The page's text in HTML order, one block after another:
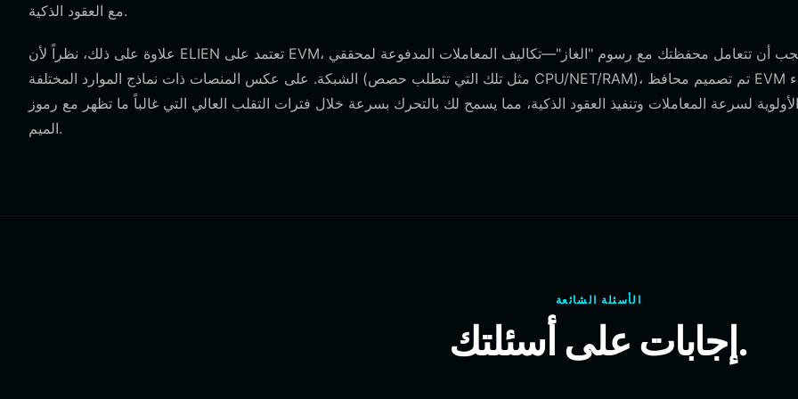
مع العقود الذكية.
علاوة على ذلك، نظراً لأن ELIEN تعتمد على EVM، يجب أن تتعامل محفظتك مع رسوم "الغاز"—تكاليف المعاملات المدفوعة لمحققي
الشبكة. على عكس المنصات ذات نماذج الموارد المختلفة (مثل تلك التي تتطلب حصص CPU/NET/RAM)، تم تصميم محافظ EVM لإعطاء
الأولوية لسرعة المعاملات وتنفيذ العقود الذكية، مما يسمح لك بالتحرك بسرعة خلال فترات التقلب العالي التي غالباً ما تظهر مع رموز
الميم.
الأسئلة الشائعة
إجابات على أسئلتك.